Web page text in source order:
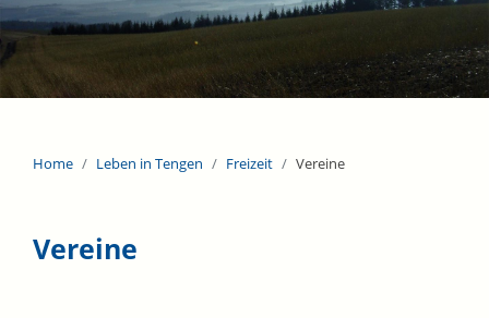
Home Leben in Tengen Freizeit Vereine
Vereine